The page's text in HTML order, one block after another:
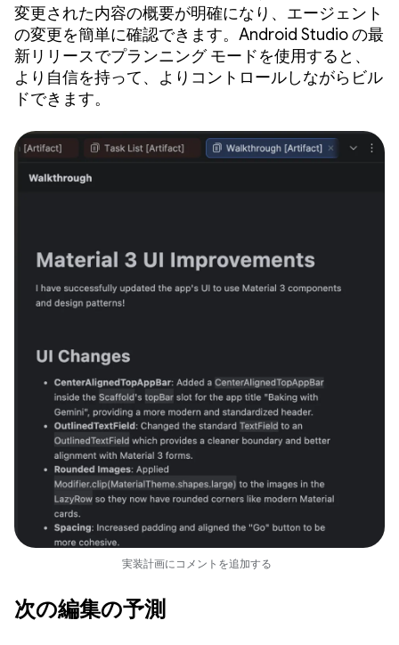
変更された内容の概要が明確になり、エージェント
の変更を簡単に確認できます。Android Studio の最
新リリースでプランニング モードを使用すると、
より自信を持って、よりコントロールしながらビル
ドできます。
実装計画にコメントを追加する
次の編集の予測